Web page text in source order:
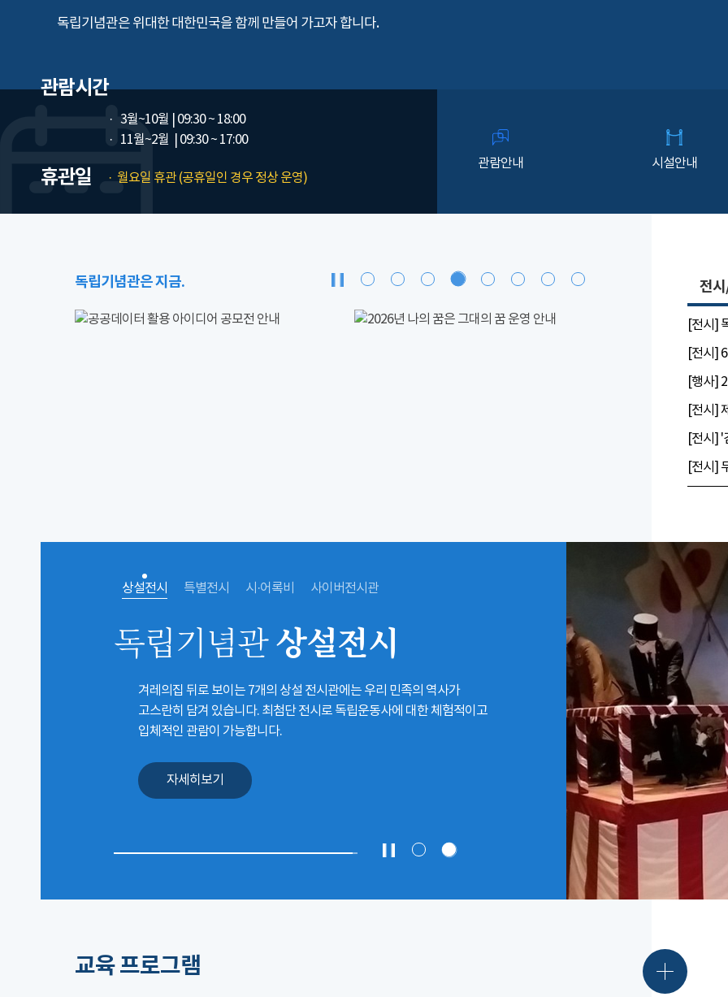
독립기념관은 위대한 대한민국을 함께 만들어 가고자 합니다.
관람시간
3월~10월
| 09:30 ~ 18:00
11월~2월
| 09:30 ~ 17:00
휴관일 월요일 휴관 (공휴일인 경우 정상 운영)
관람안내 시설안내
독립기념관은 지금. 전
[전시]
상설전시 특별전시 시·어록비 사이버전시관
독립기념관상설전시
겨레의집 뒤로 보이는 7개의 상설 전시관에는 우리 민족의 역사가
고스란히 담겨 있습니다. 최첨단 전시로 독립운동사에 대한 체험적이고
입체적인 관람이 가능합니다.
자세히보기
교육 프로그램